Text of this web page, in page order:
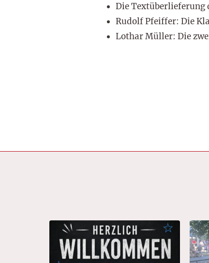
Die Textüberlieferung
Rudolf Pfeiffer: Die
Lothar Müller: Die